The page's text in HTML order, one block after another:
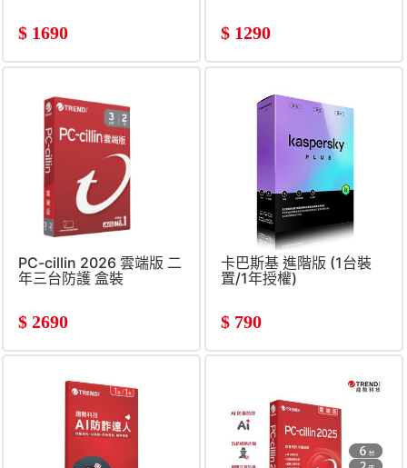
$ 1690 $ 1290
PC-cillin 2026 雲端版 二
年三台防護 盒裝
$ 2690
卡巴斯基 進階版 (1台裝
置/1年授權)
$ 790